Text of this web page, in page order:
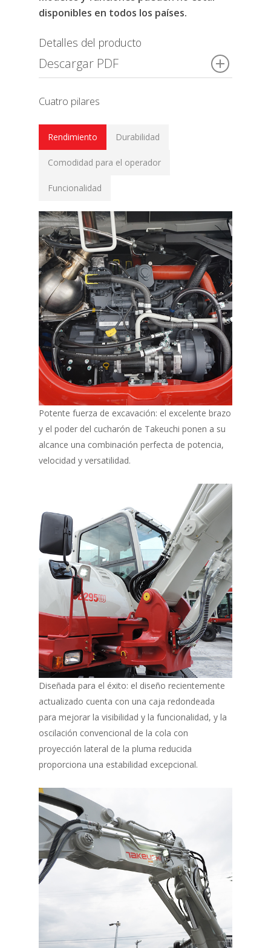
disponibles en todos los países.
Detalles del producto
Descargar PDF
Cuatro pilares
Rendimiento Durabilidad
Comodidad para el operador
Funcionalidad
Potente fuerza de excavación: el excelente brazo
y el poder del cucharón de Takeuchi ponen a su
alcance una combinación perfecta de potencia,
velocidad y versatilidad.
Diseñada para el éxito: el diseño recientemente
actualizado cuenta con una caja redondeada
para mejorar la visibilidad y la funcionalidad, y la
oscilación convencional de la cola con
proyección lateral de la pluma reducida
proporciona una estabilidad excepcional.